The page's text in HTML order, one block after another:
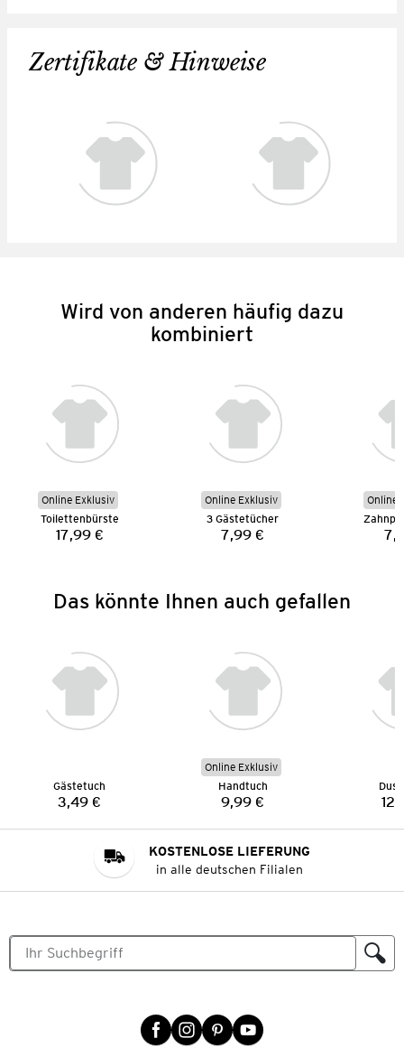
Zertifikate & Hinweise
Wird von anderen häufig dazu
kombiniert
Online Exklusiv
Toilettenbürste
Preis:
17,99 €
Online Exklusiv
3 Gästetücher
Preis:
7,99 €
Online
Das könnte Ihnen auch gefallen
Gästetuch
Preis:
3,49 €
Online Exklusiv
Handtuch
Preis:
9,99 €
KOSTENLOSE LIEFERUNG
in alle deutschen Filialen